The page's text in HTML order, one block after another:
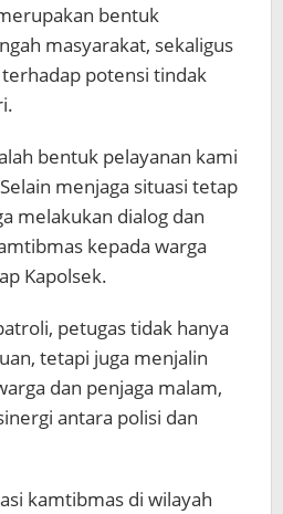
bentuk
masyarakat, sekaligus
potensi tindak
bentuk pelayanan kami
menjaga situasi tetap
melakukan dialog dan
kepada warga
Kapolsek.
petugas tidak hanya
tetapi juga menjalin
dan penjaga malam,
antara polisi dan
kamtibmas di wilayah